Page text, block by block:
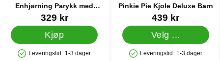
Enhjørning Parykk med
Enhjørninghorn og Ører
Varenummer 14623
329 kr
Kjøp
Produkttilgjengelighet: På lager
Leveringstid: 1-3 dager
Pinkie Pie Kjole Deluxe Barn
Varenummer 17670
439 kr
Velg ...
Produkttilgjengelighet: På lager
Leveringstid: 1-3 dager